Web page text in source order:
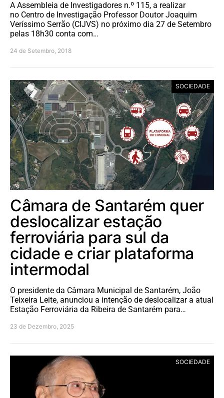
A Assembleia de Investigadores n.º 115, a realizar
no Centro de Investigação Professor Doutor Joaquim
Veríssimo Serrão (CIJVS) no próximo dia 27 de Setembro
pelas 18h30 conta com…
24 de Setembro, 2018
SOCIEDADE
Câmara de Santarém quer
deslocalizar estação
ferroviária para sul da
cidade e criar plataforma
intermodal
O presidente da Câmara Municipal de Santarém, João
Teixeira Leite, anunciou a intenção de deslocalizar a atual
Estação Ferroviária da Ribeira de Santarém para…
23 de Dezembro, 2025
SOCIEDADE